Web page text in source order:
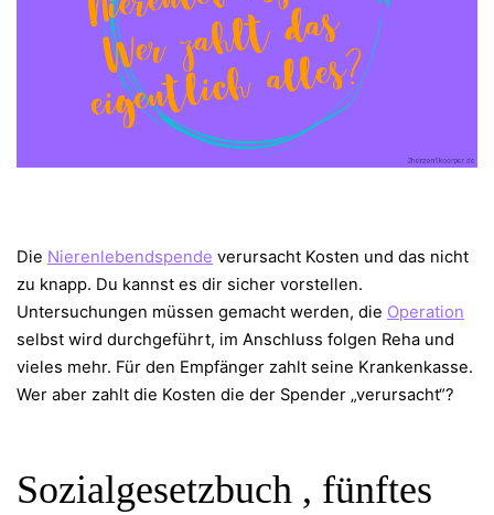
Die Nierenlebendspende verursacht Kosten und das nicht
zu knapp. Du kannst es dir sicher vorstellen.
Untersuchungen müssen gemacht werden, die Operation
selbst wird durchgeführt, im Anschluss folgen Reha und
vieles mehr. Für den Empfänger zahlt seine Krankenkasse.
Wer aber zahlt die Kosten die der Spender „verursacht“?
Sozialgesetzbuch , fünftes